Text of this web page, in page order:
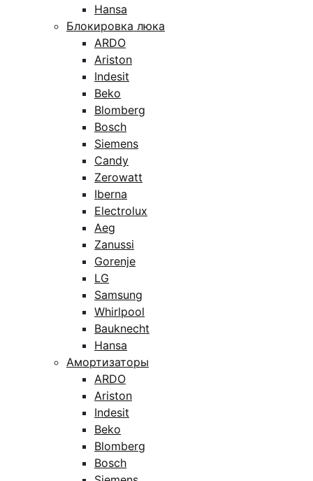
Hansa
Блокировка люка
ARDO
Ariston
Indesit
Beko
Blomberg
Bosch
Siemens
Candy
Zerowatt
Iberna
Electrolux
Aeg
Zanussi
Gorenje
LG
Samsung
Whirlpool
Bauknecht
Hansa
Амортизаторы
ARDO
Ariston
Indesit
Beko
Blomberg
Bosch